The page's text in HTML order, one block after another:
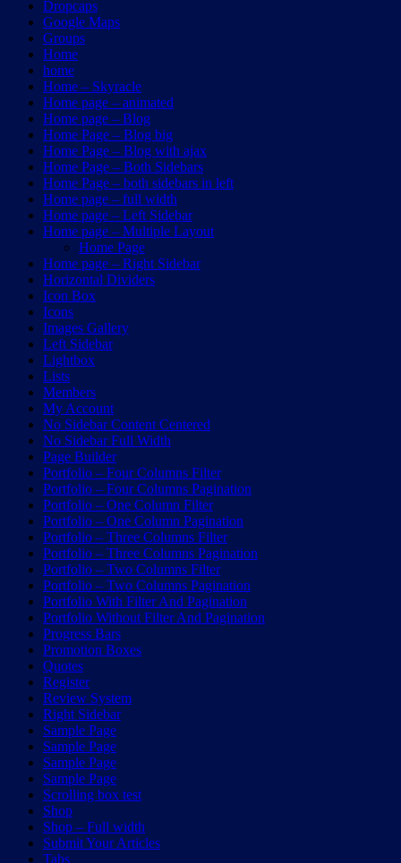
Dropcaps
Google Maps
Groups
Home
home
Home – Skyracle
Home page – animated
Home page – Blog
Home Page – Blog big
Home Page – Blog with ajax
Home Page – Both Sidebars
Home Page – both sidebars in left
Home page – full width
Home page – Left Sidebar
Home page – Multiple Layout
Home Page
Home page – Right Sidebar
Horizontal Dividers
Icon Box
Icons
Images Gallery
Left Sidebar
Lightbox
Lists
Members
My Account
No Sidebar Content Centered
No Sidebar Full Width
Page Builder
Portfolio – Four Columns Filter
Portfolio – Four Columns Pagination
Portfolio – One Column Filter
Portfolio – One Column Pagination
Portfolio – Three Columns Filter
Portfolio – Three Columns Pagination
Portfolio – Two Columns Filter
Portfolio – Two Columns Pagination
Portfolio With Filter And Pagination
Portfolio Without Filter And Pagination
Progress Bars
Promotion Boxes
Quotes
Register
Review System
Right Sidebar
Sample Page
Sample Page
Sample Page
Sample Page
Scrolling box test
Shop
Shop – Full width
Submit Your Articles
Tabs